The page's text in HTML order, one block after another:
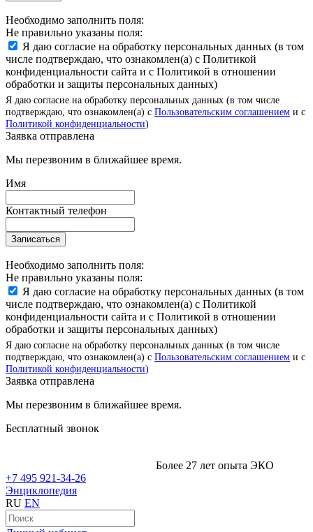
Необходимо заполнить поля:
Не правильно указаны поля:
Я даю согласие на обработку персональных данных (в том
числе подтверждаю, что ознакомлен(а) с Политикой
конфиденциальности сайта и с Политикой в отношении
обработки и защиты персональных данных)
Я даю согласие на обработку персональных данных (в том числе
подтверждаю, что ознакомлен(а) с Пользовательским соглашением и с
Политикой конфиденциальности)
Заявка отправлена
Мы перезвоним в ближайшее время.
Имя
Контактный телефон
Записаться
Необходимо заполнить поля:
Не правильно указаны поля:
Я даю согласие на обработку персональных данных (в том
числе подтверждаю, что ознакомлен(а) с Политикой
конфиденциальности сайта и с Политикой в отношении
обработки и защиты персональных данных)
Я даю согласие на обработку персональных данных (в том числе
подтверждаю, что ознакомлен(а) с Пользовательским соглашением и с
Политикой конфиденциальности)
Заявка отправлена
Мы перезвоним в ближайшее время.
Бесплатный звонок
Более 27 лет опыта ЭКО
+7 495 921-34-26
Энциклопедия
RU EN